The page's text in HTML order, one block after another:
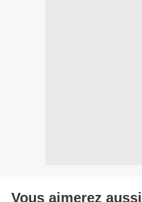
Vous aimerez aussi